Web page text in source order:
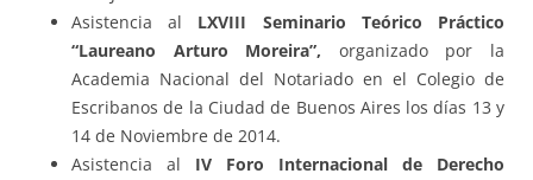
Asistencia al LXVIII Seminario Teórico Práctico
“Laureano Arturo Moreira”, organizado por la
Academia Nacional del Notariado en el Colegio de
Escribanos de la Ciudad de Buenos Aires los días 13 y
14 de Noviembre de 2014.
Asistencia al IV Foro Internacional de Derecho